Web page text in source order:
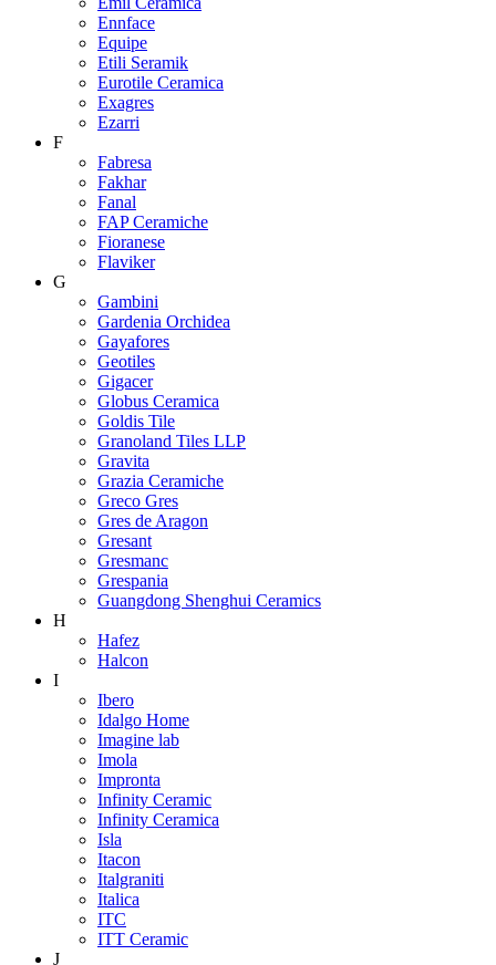
Ennface
Equipe
Etili Seramik
Eurotile Ceramica
Exagres
Ezarri
F
Fabresa
Fakhar
Fanal
FAP Ceramiche
Fioranese
Flaviker
G
Gambini
Gardenia Orchidea
Gayafores
Geotiles
Gigacer
Globus Ceramica
Goldis Tile
Granoland Tiles LLP
Gravita
Grazia Ceramiche
Greco Gres
Gres de Aragon
Gresant
Gresmanc
Grespania
Guangdong Shenghui Ceramics
H
Hafez
Halcon
I
Ibero
Idalgo Home
Imagine lab
Imola
Impronta
Infinity Ceramic
Infinity Ceramica
Isla
Itacon
Italgraniti
Italica
ITC
ITT Ceramic
J